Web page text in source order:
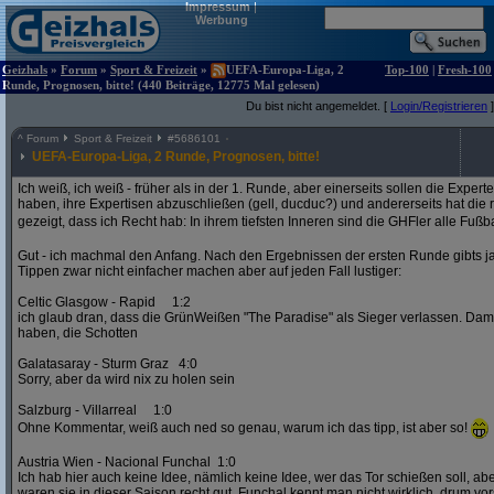
Impressum|
Werbung
Geizhals » Forum » Sport & Freizeit »
UEFA-Europa-Liga, 2
Runde, Prognosen, bitte! (440 Beiträge, 12775 Mal gelesen)
Top-100 | Fresh-100
Du bist nicht angemeldet. [ Login/Registrieren ]
^ Forum Sport & Freizeit #5686101
UEFA-Europa-Liga, 2 Runde, Prognosen, bitte!
Ich weiß, ich weiß - früher als in der 1. Runde, aber einerseits sollen die
haben, ihre Expertisen abzuschließen (gell, ducduc?) und andererseits hat die
gezeigt, dass ich Recht hab: In ihrem tiefsten Inneren sind die GHFler alle
Gut - ich machmal den Anfang. Nach den Ergebnissen der ersten Runde gibts
Tippen zwar nicht einfacher machen aber auf jeden Fall lustiger:
Celtic Glasgow - Rapid 1:2
ich glaub dran, dass die GrünWeißen "The Paradise" als Sieger verlassen.
haben, die Schotten
Galatasaray - Sturm Graz 4:0
Sorry, aber da wird nix zu holen sein
Salzburg - Villarreal 1:0
Ohne Kommentar, weiß auch ned so genau, warum ich das tipp, ist aber so!
Austria Wien - Nacional Funchal 1:0
Ich hab hier auch keine Idee, nämlich keine Idee, wer das Tor schießen soll,